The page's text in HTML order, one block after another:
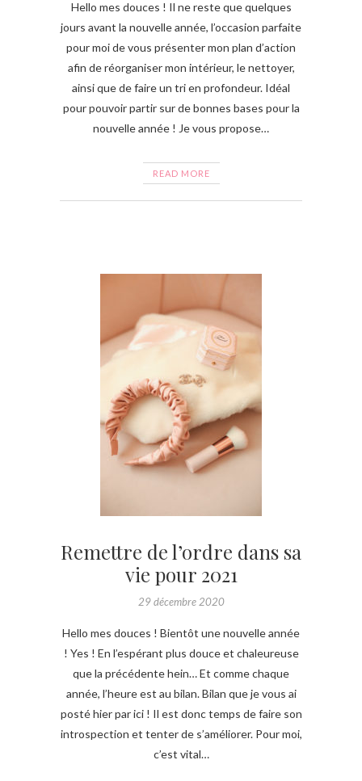
Hello mes douces ! Il ne reste que quelques
jours avant la nouvelle année, l’occasion parfaite
pour moi de vous présenter mon plan d’action
afin de réorganiser mon intérieur, le nettoyer,
ainsi que de faire un tri en profondeur. Idéal
pour pouvoir partir sur de bonnes bases pour la
nouvelle année ! Je vous propose…
READ MORE
Remettre de l’ordre dans sa
vie pour 2021
29 décembre 2020
Hello mes douces ! Bientôt une nouvelle année
! Yes ! En l’espérant plus douce et chaleureuse
que la précédente hein… Et comme chaque
année, l’heure est au bilan. Bilan que je vous ai
posté hier par ici ! Il est donc temps de faire son
introspection et tenter de s’améliorer. Pour moi,
c’est vital…